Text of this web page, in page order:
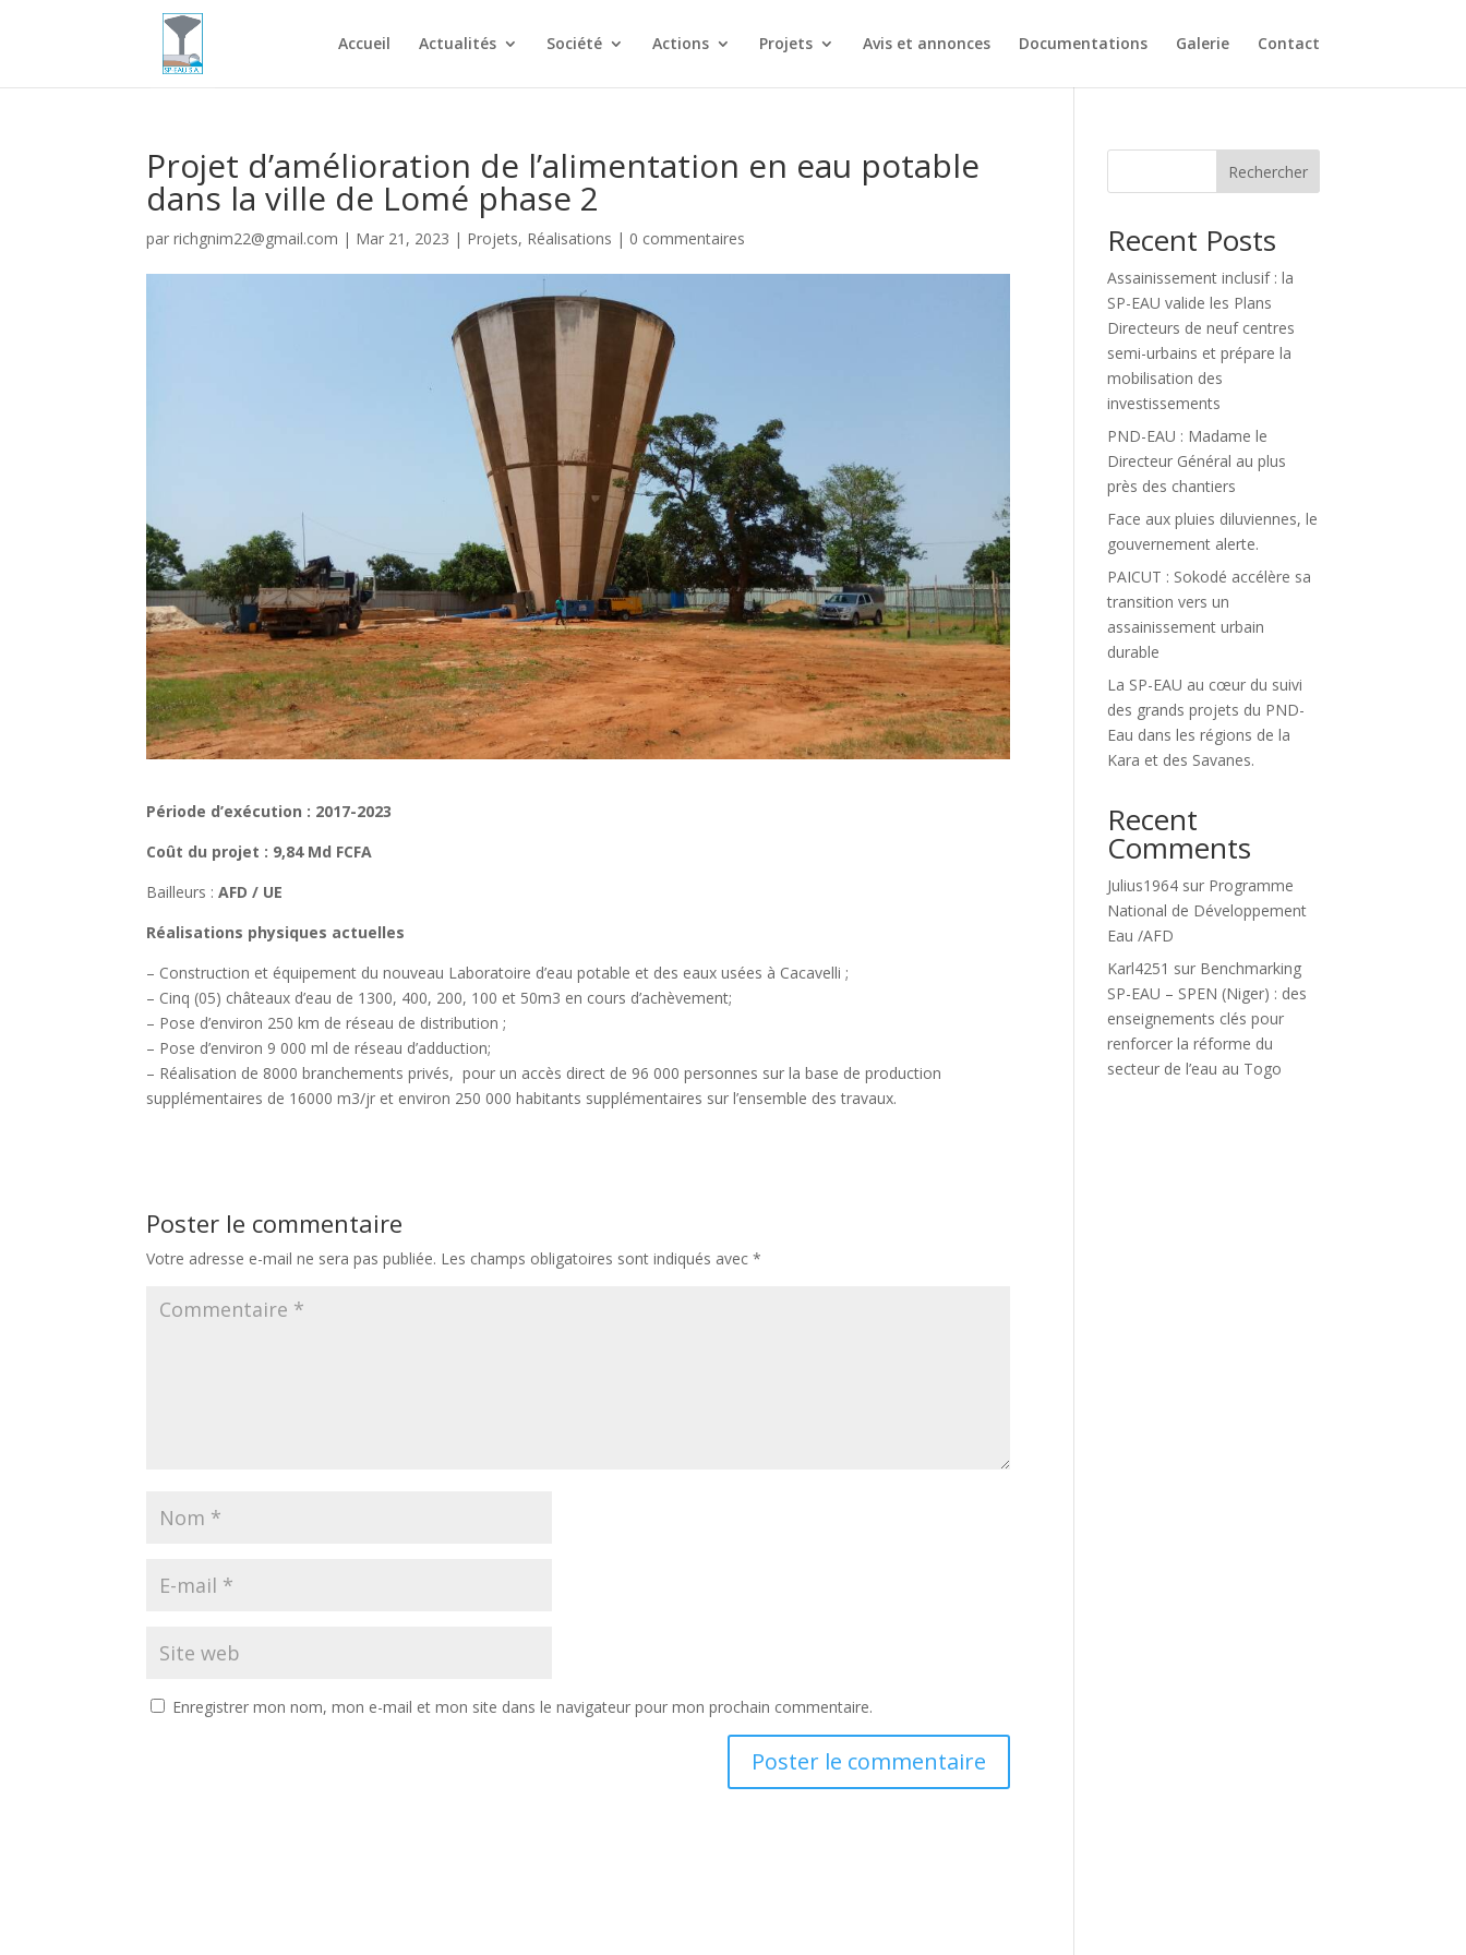
Accueil Actualités Société Actions Projets Avis et annonces Documentations Galerie Contact
Projet d’amélioration de l’alimentation en eau potable
dans la ville de Lomé phase 2
parrichgnim22@gmail.com | Mar 21, 2023 | Projets, Réalisations | 0 commentaires
Période d’exécution : 2017-2023
Coût du projet : 9,84 Md FCFA
Bailleurs :AFD / UE
Réalisations physiques actuelles
– Construction et équipement du nouveau Laboratoire d’eau potable et des eaux usées à Cacavelli ;
– Cinq (05) châteaux d’eau de 1300, 400, 200, 100 et 50m3 en cours d’achèvement;
– Pose d’environ 250 km de réseau de distribution ;
– Pose d’environ 9 000 ml de réseau d’adduction;
– Réalisation de 8000 branchements privés, pour un accès direct de 96 000 personnes sur la base de production
supplémentaires de 16000 m3/jr et environ 250 000 habitants supplémentaires sur l’ensemble des travaux.
Poster le commentaire
Votre adresse e-mail ne sera pas publiée. Les champs obligatoires sont indiqués avec*
Enregistrer mon nom, mon e-mail et mon site dans le navigateur pour mon prochain commentaire.
Rechercher
Recent Posts
Assainissement inclusif : la
SP-EAU valide les Plans
Directeurs de neuf centres
semi-urbains et prépare la
mobilisation des
investissements
PND-EAU : Madame le
Directeur Général au plus
près des chantiers
Face aux pluies diluviennes, le
gouvernement alerte.
PAICUT : Sokodé accélère sa
transition vers un
assainissement urbain
durable
La SP-EAU au cœur du suivi
des grands projets du PND-
Eau dans les régions de la
Kara et des Savanes.
Recent
Comments
Julius1964 sur Programme
National de Développement
Eau /AFD
Karl4251 sur Benchmarking
SP-EAU – SPEN (Niger) : des
enseignements clés pour
renforcer la réforme du
secteur de l’eau au Togo